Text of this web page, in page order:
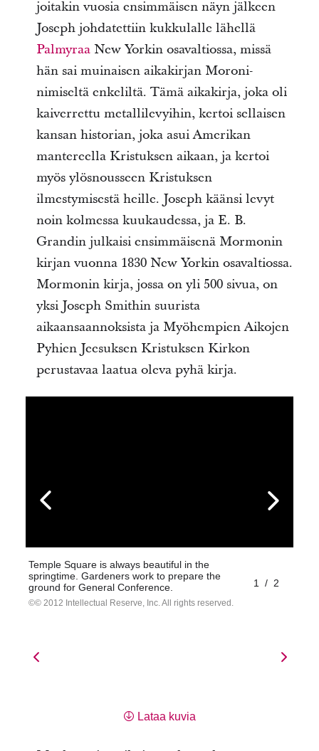
joitakin vuosia ensimmäisen näyn jälkeen
Joseph johdatettiin kukkulalle lähellä
PalmyraaNew Yorkin osavaltiossa, missä
hän sai muinaisen aikakirjan Moroni-
nimiseltä enkeliltä. Tämä aikakirja, joka oli
kaiverrettu metallilevyihin, kertoi sellaisen
kansan historian, joka asui Amerikan
mantereella Kristuksen aikaan, ja kertoi
myös ylösnousseen Kristuksen
ilmestymisestä heille. Joseph käänsi levyt
noin kolmessa kuukaudessa, ja E. B.
Grandin julkaisi ensimmäisenä Mormonin
kirjan vuonna 1830 New Yorkin osavaltiossa.
Mormonin kirja, jossa on yli 500 sivua, on
yksi Joseph Smithin suurista
aikaansaannoksista ja Myöhempien Aikojen
Pyhien Jeesuksen Kristuksen Kirkon
perustavaa laatua oleva pyhä kirja.
Temple Square is always beautiful in the
springtime. Gardeners work to prepare the
ground for General Conference.
© 2012 Intellectual Reserve, Inc. All rights reserved.
1 / 2
Lataa kuvia